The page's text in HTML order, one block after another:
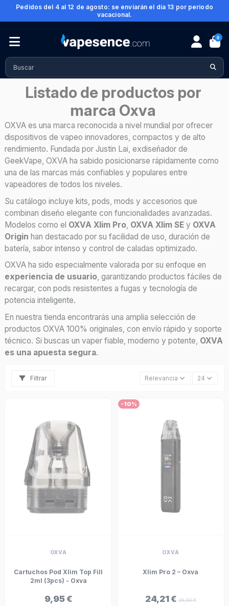
Pedidos del 4 al 12 de agosto: se enviarán el día 13 por periodo
vacacional.
0
Inicio Marcas
Listado de productos por
marca Oxva
OXVA es una marca reconocida a nivel mundial por ofrecer
dispositivos de vapeo innovadores, compactos y de alto
rendimiento. Fundada por Justin Lai, exdiseñador de
GeekVape, OXVA ha sabido posicionarse rápidamente como
una de las marcas más confiables y populares entre
vapeadores de todos los niveles.
Su catálogo incluye kits, pods, mods y accesorios que
combinan diseño elegante con funcionalidades avanzadas.
Modelos como el OXVA Xlim Pro OXVA Xlim SE y OXVA
Origin han destacado por su facilidad de uso, duración de
batería, sabor intenso y control de caladas optimizado.
OXVA ha sido especialmente valorada por su enfoque en
experiencia de usuario, garantizando productos fáciles de
recargar, con pods resistentes a fugas y tecnología de
potencia inteligente.
En nuestra tienda encontrarás una amplia selección de
productos OXVA 100% originales, con envío rápido y soporte
técnico. Si buscas un vaper fiable, moderno y potente, OXVA
es una apuesta segura.
Filtrar Relevancia 24
OXVA
Cartuchos Pod Xlim Top Fill
2ml (3pcs) - Oxva
9,95 €
-10%
OXVA
Xlim Pro 2 – Oxva
24,21 € 26,90 €